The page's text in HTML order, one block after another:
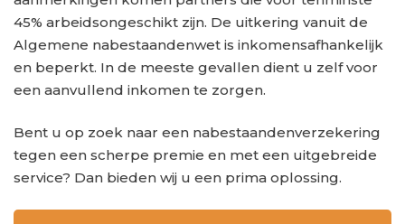
45% arbeidsongeschikt zijn. De uitkering vanuit de
Algemene nabestaandenwet is inkomensafhankelijk
en beperkt. In de meeste gevallen dient u zelf voor
een aanvullend inkomen te zorgen.
Bent u op zoek naar een nabestaandenverzekering
tegen een scherpe premie en met een uitgebreide
service? Dan bieden wij u een prima oplossing.